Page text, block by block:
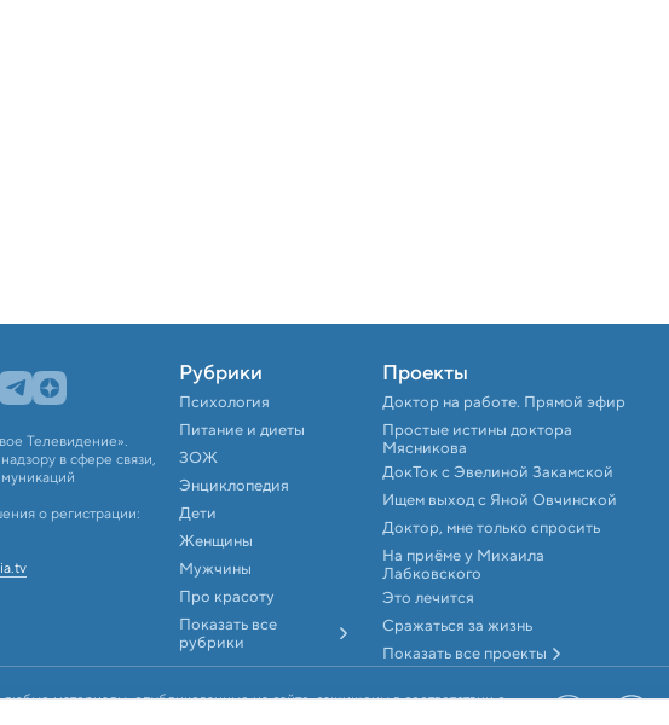
Телевидение».
в сфере связи,
о регистрации:
Рубрики
Психология
Питание и диеты
ЗОЖ
Энциклопедия
Дети
Женщины
Мужчины
Про красоту
Показать все
рубрики
Проекты
Доктор на работе. Прямой эфир
Простые истины доктора
Мясникова
ДокТок с Эвелиной Закамской
Ищем выход с Яной Овчинской
Доктор, мне только спросить
На приёме у Михаила
Лабковского
Это лечится
Сражаться за жизнь
Показать все проекты
материалы, опубликованные на сайте, защищены в соответствии с